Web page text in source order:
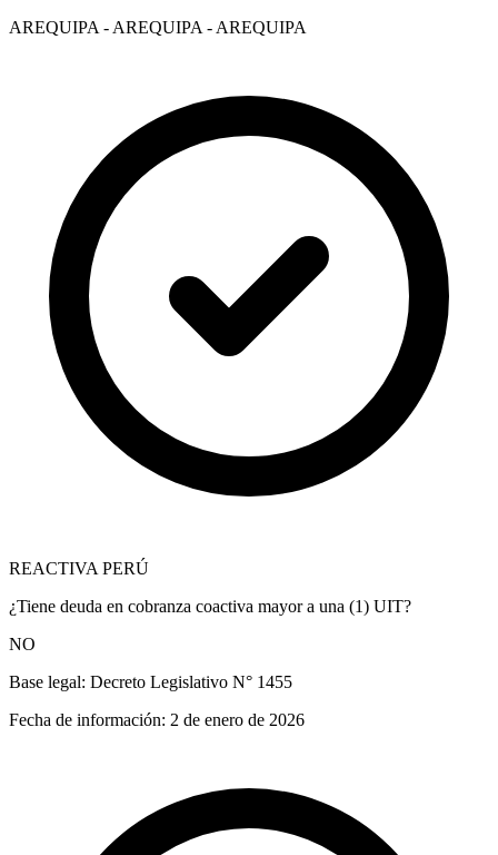
AREQUIPA - AREQUIPA - AREQUIPA
REACTIVA PERÚ
¿Tiene deuda en cobranza coactiva mayor a una (1) UIT?
NO
Base legal: Decreto Legislativo N° 1455
Fecha de información: 2 de enero de 2026